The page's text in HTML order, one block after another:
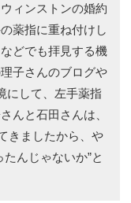
ィンストンの婚約
薬指に重ね付けし
どでも拝見する機
子さんのブログや
にして、左手薬指
んと石田さんは、
きましたから、や
んじゃないか”と